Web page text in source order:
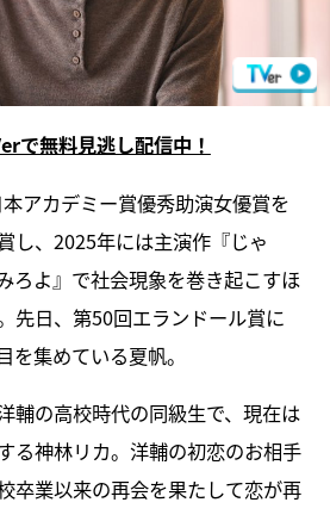
で無料見逃し配信中！
アカデミー賞優秀助演女優賞を
し、2025年には主演作『じゃ
ろよ』で社会現象を巻き起こすほ
先日、第50回エランドール賞に
集めている夏帆。
輔の高校時代の同級生で、現在は
る神林リカ。洋輔の初恋のお相手
卒業以来の再会を果たして恋が再